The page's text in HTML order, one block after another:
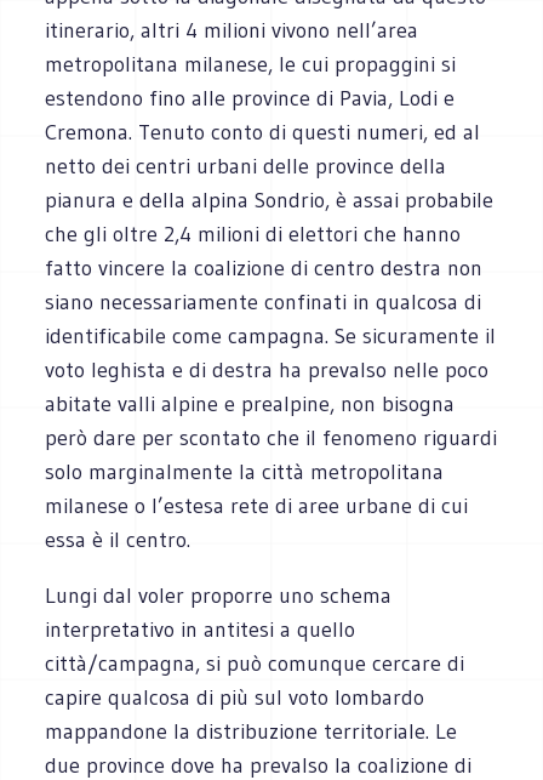
itinerario, altri 4 milioni vivono nell’area
metropolitana milanese, le cui propaggini si
estendono fino alle province di Pavia, Lodi e
Cremona. Tenuto conto di questi numeri, ed al
netto dei centri urbani delle province della
pianura e della alpina Sondrio, è assai probabile
che gli oltre 2,4 milioni di elettori che hanno
fatto vincere la coalizione di centro destra non
siano necessariamente confinati in qualcosa di
identificabile come campagna. Se sicuramente il
voto leghista e di destra ha prevalso nelle poco
abitate valli alpine e prealpine, non bisogna
però dare per scontato che il fenomeno riguardi
solo marginalmente la città metropolitana
milanese o l’estesa rete di aree urbane di cui
essa è il centro.
Lungi dal voler proporre uno schema
interpretativo in antitesi a quello
città/campagna, si può comunque cercare di
capire qualcosa di più sul voto lombardo
mappandone la distribuzione territoriale. Le
due province dove ha prevalso la coalizione di